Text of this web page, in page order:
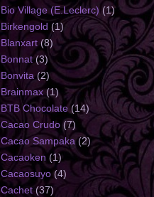
Bio Village (E.Leclerc) (1)
Birkengold (1)
Blanxart (8)
Bonnat (3)
Bonvita (2)
Brainmax (1)
BTB Chocolate (14)
Cacao Crudo (7)
Cacao Sampaka (2)
Cacaoken (1)
Cacaosuyo (4)
Cachet (37)